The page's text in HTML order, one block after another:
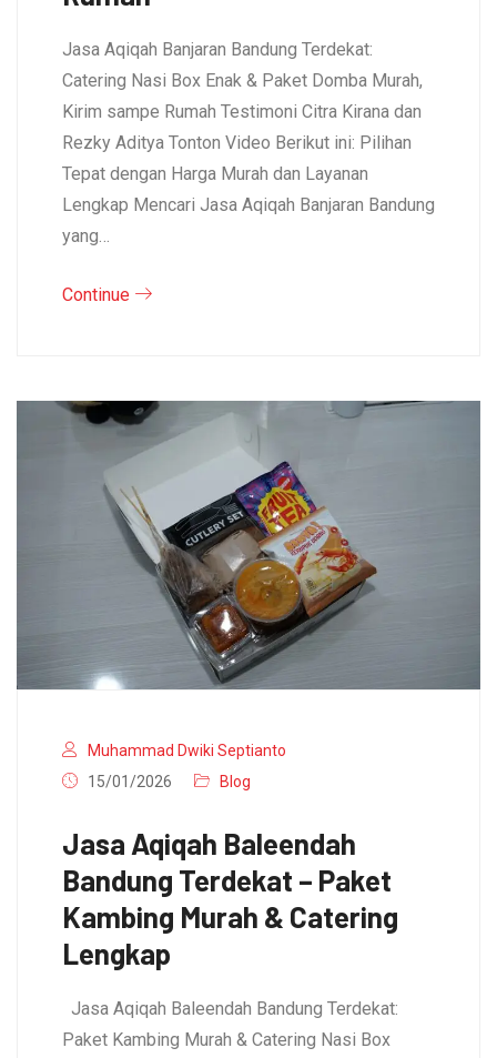
Jasa Aqiqah Banjaran Bandung Terdekat:
Catering Nasi Box Enak & Paket Domba Murah,
Kirim sampe Rumah Testimoni Citra Kirana dan
Rezky Aditya Tonton Video Berikut ini: Pilihan
Tepat dengan Harga Murah dan Layanan
Lengkap Mencari Jasa Aqiqah Banjaran Bandung
yang…
Continue
Muhammad Dwiki Septianto
15/01/2026
Blog
Jasa Aqiqah Baleendah
Bandung Terdekat – Paket
Kambing Murah & Catering
Lengkap
Jasa Aqiqah Baleendah Bandung Terdekat:
Paket Kambing Murah & Catering Nasi Box